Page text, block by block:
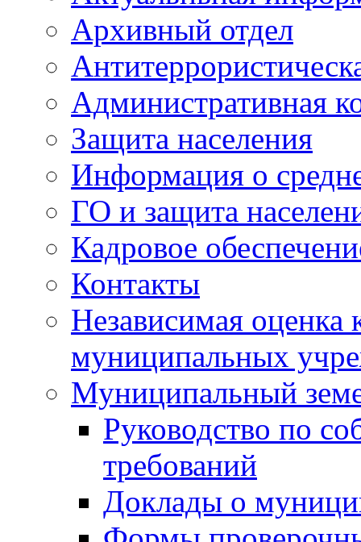
Архивный отдел
Административная
Защита населения
Информация о
ГО и защита
Кадровое
Контакты
Независимая оценка
муниципальных
Муниципальный
Руководство по
требований
Доклады о